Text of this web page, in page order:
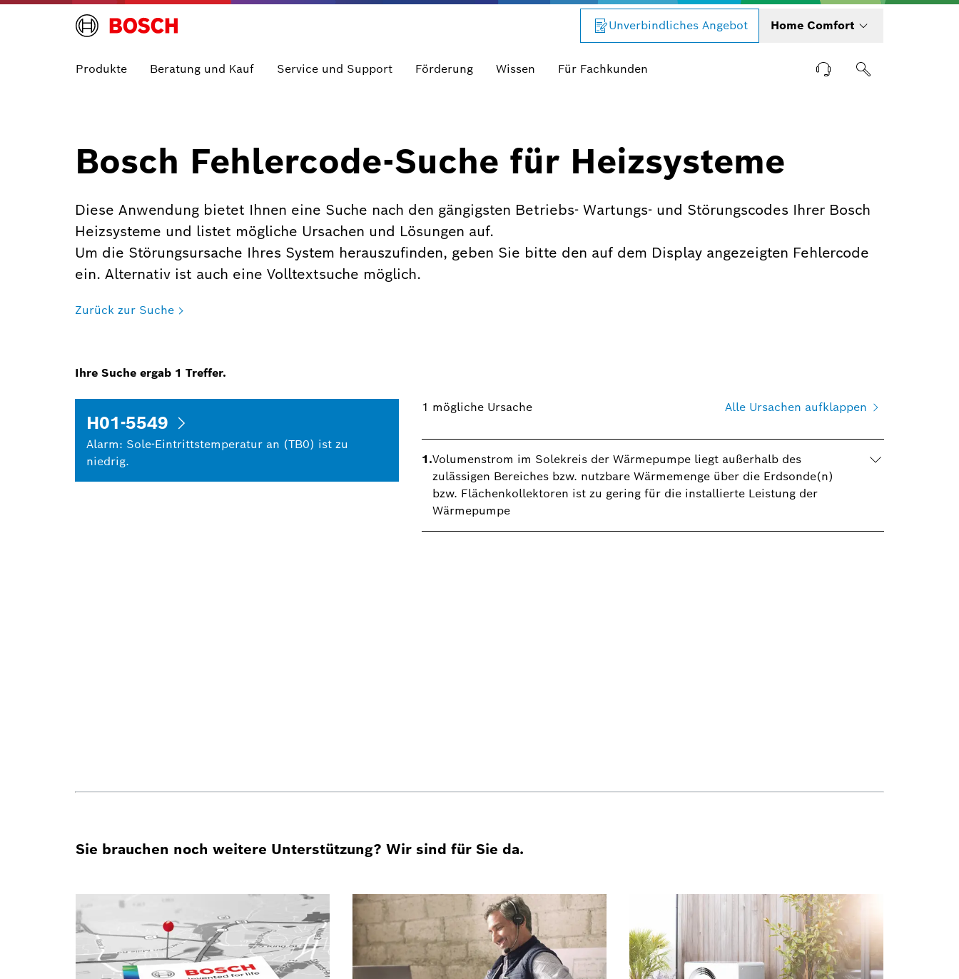
Unverbindliches Angebot Home Comfort
Produkte Beratung und Kauf Service und Support Förderung Wissen Für Fachkunden
Bosch Fehlercode-Suche für Heizsysteme
Diese Anwendung bietet Ihnen eine Suche nach den gängigsten Betriebs- Wartungs- und Störungscodes Ihrer Bosch
Heizsysteme und listet mögliche Ursachen und Lösungen auf.
Um die Störungsursache Ihres System herauszufinden, geben Sie bitte den auf dem Display angezeigten Fehlercode
ein. Alternativ ist auch eine Volltextsuche möglich.
Zurück zur Suche
Ihre Suche ergab 1 Treffer.
H01-5549
Alarm: Sole-Eintrittstemperatur an (TB0) ist zu
niedrig.
1 mögliche Ursache Alle Ursachen aufklappen
1.Volumenstrom im Solekreis der Wärmepumpe liegt außerhalb des
zulässigen Bereiches bzw. nutzbare Wärmemenge über die Erdsonde(n)
bzw. Flächenkollektoren ist zu gering für die installierte Leistung der
Wärmepumpe
Sie brauchen noch weitere Unterstützung? Wir sind für Sie da.